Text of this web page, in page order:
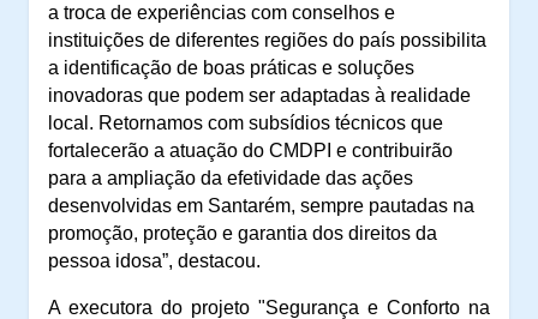
a troca de experiências com conselhos e
instituições de diferentes regiões do país possibilita
a identificação de boas práticas e soluções
inovadoras que podem ser adaptadas à realidade
local. Retornamos com subsídios técnicos que
fortalecerão a atuação do CMDPI e contribuirão
para a ampliação da efetividade das ações
desenvolvidas em Santarém, sempre pautadas na
promoção, proteção e garantia dos direitos da
pessoa idosa”, destacou.
A executora do projeto "Segurança e Conforto na